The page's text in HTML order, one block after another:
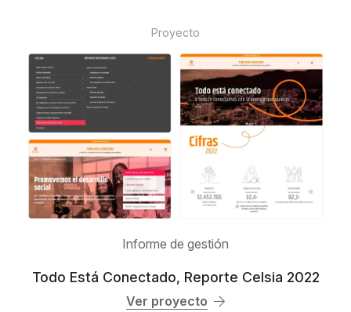
Proyecto
Informe de gestión
Todo Está Conectado, Reporte Celsia 2022
Ver proyecto